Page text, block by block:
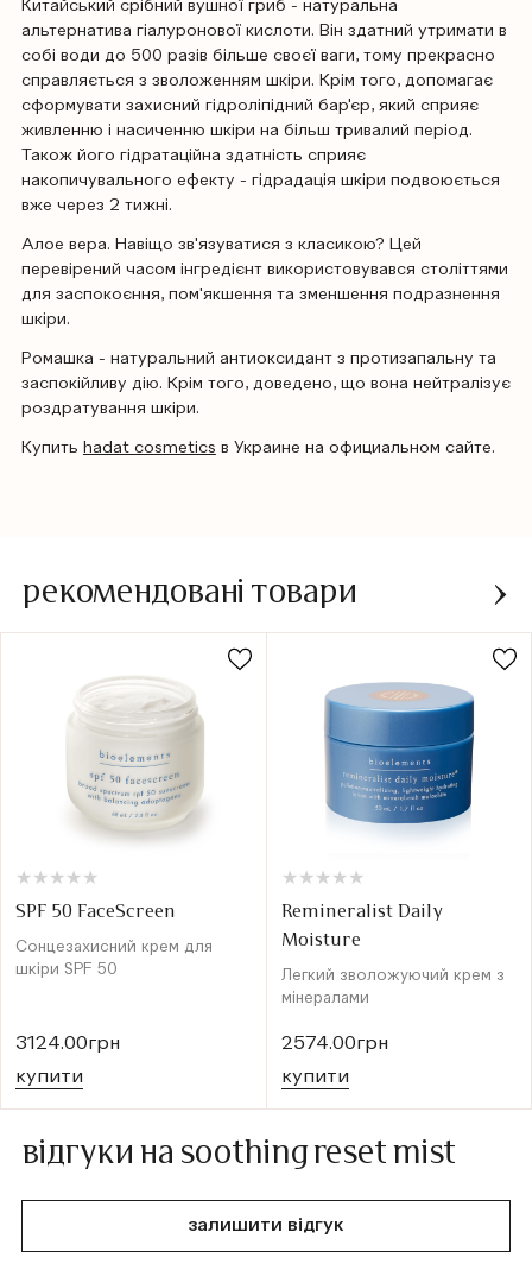
Китайський срібний вушної гриб - натуральна
альтернатива гіалуронової кислоти. Він здатний утримати в
собі води до 500 разів більше своєї ваги, тому прекрасно
справляється з зволоженням шкіри. Крім того, допомагає
сформувати захисний гідроліпідний бар'єр, який сприяє
живленню і насиченню шкіри на більш тривалий період.
Також його гідратаційна здатність сприяє
накопичувального ефекту - гідрадація шкіри подвоюється
вже через 2 тижні.
Алое вера. Навіщо зв'язуватися з класикою? Цей
перевірений часом інгредієнт використовувався століттями
для заспокоєння, пом'якшення та зменшення подразнення
шкіри.
Ромашка - натуральний антиоксидант з протизапальну та
заспокійливу дію. Крім того, доведено, що вона нейтралізує
роздратування шкіри.
Купить hadat cosmetics в Украине на официальном сайте.
рекомендовані товари
★
★ ★
★ ★
★ ★
★ ★
★
SPF 50 FaceScreen
Сонцезахисний крем для
шкіри SPF 50
3124.00грн
купити
★
★ ★
★ ★
★ ★
★ ★
★
Remineralist Daily
Moisture
Легкий зволожуючий крем з
мінералами
2574.00грн
купити
відгуки на soothing reset mist
залишити відгук